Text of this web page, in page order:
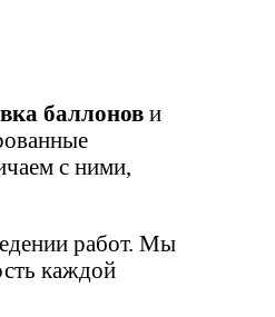
баллонов и
с ними,
работ. Мы
каждой